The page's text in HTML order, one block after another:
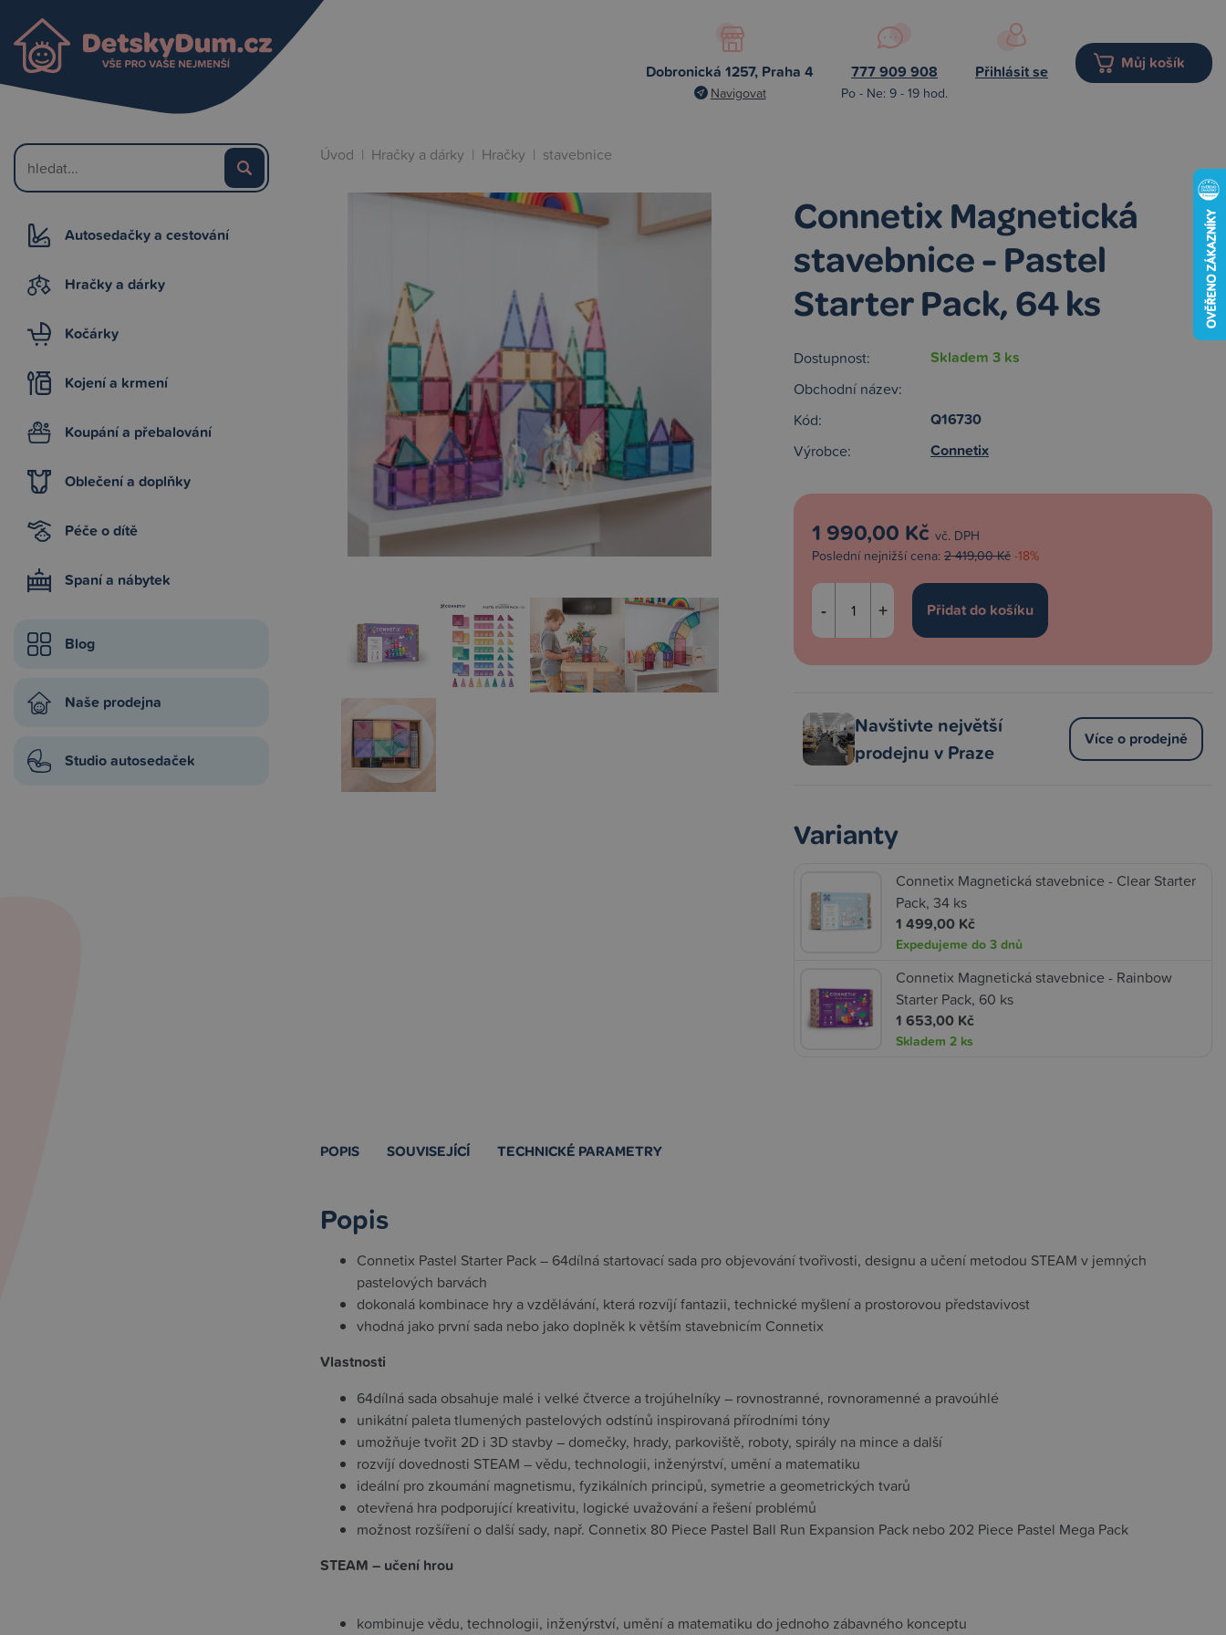
Dobronická 1257, Praha 4
Navigovat
777 909 908
Po - Ne: 9 - 19 hod.
Přihlásit se Můj košík
Autosedačky a cestování
Hračky a dárky
Kočárky
Kojení a krmení
Koupání a přebalování
Oblečení a doplňky
Péče o dítě
Spaní a nábytek
Blog
Naše prodejna
Studio autosedaček
Úvod | Hračky a dárky | Hračky | stavebnice
Connetix Magnetická
stavebnice - Pastel
Starter Pack, 64 ks
Dostupnost: Skladem 3 ks
Obchodní název:
Kód:
Q16730
Výrobce: Connetix
1 990,00 Kč vč. DPH
Poslední nejnižší cena: 2 419,00 Kč -18%
- +
Navštivte největší
prodejnu v Praze
Více o prodejně
Varianty
Connetix Magnetická stavebnice - Clear Starter
Pack, 34 ks
1 499,00 Kč
Expedujeme do 3 dnů
Connetix Magnetická stavebnice - Rainbow
Starter Pack, 60 ks
1 653,00 Kč
Skladem 2 ks
POPIS SOUVISEJÍCÍ TECHNICKÉ PARAMETRY
Popis
Connetix Pastel Starter Pack – 64dílná startovací sada pro objevování tvořivosti, designu a učení metodou STEAM v jemných
pastelových barvách
dokonalá kombinace hry a vzdělávání, která rozvíjí fantazii, technické myšlení a prostorovou představivost
vhodná jako první sada nebo jako doplněk k větším stavebnicím Connetix
Vlastnosti
64dílná sada obsahuje malé i velké čtverce a trojúhelníky – rovnostranné, rovnoramenné a pravoúhlé
unikátní paleta tlumených pastelových odstínů inspirovaná přírodními tóny
umožňuje tvořit 2D i 3D stavby – domečky, hrady, parkoviště, roboty, spirály na mince a další
rozvíjí dovednosti STEAM – vědu, technologii, inženýrství, umění a matematiku
ideální pro zkoumání magnetismu, fyzikálních principů, symetrie a geometrických tvarů
otevřená hra podporující kreativitu, logické uvažování a řešení problémů
možnost rozšíření o další sady, např. Connetix 80 Piece Pastel Ball Run Expansion Pack nebo 202 Piece Pastel Mega Pack
STEAM – učení hrou
kombinuje vědu, technologii, inženýrství, umění a matematiku do jednoho zábavného konceptu